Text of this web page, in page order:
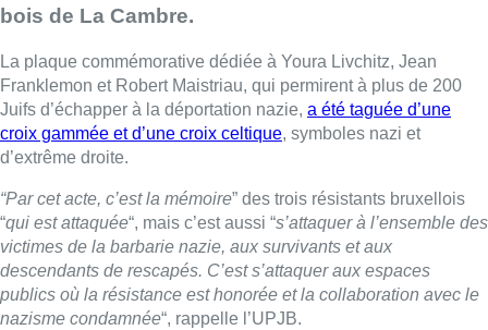
bois de La Cambre.
La plaque commémorative dédiée à Youra Livchitz, Jean
Franklemon et ­Robert Maistriau, qui permirent à plus de 200
Juifs d’échapper à la déportation nazie, a été taguée d’une
croix gammée et d’une croix celtique, symboles nazi et
d’extrême droite.
“Par cet acte, c’est la mémoire” des trois résistants bruxellois
“qui est attaquée“, mais c’est aussi “s’attaquer à l’ensemble des
victimes de la barbarie nazie, aux survivants et aux
descendants de rescapés. C’est s’attaquer aux espaces
publics où la résistance est honorée et la collaboration avec le
nazisme condamnée“, rappelle l’UPJB.